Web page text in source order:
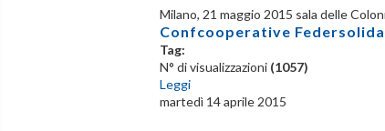
Milano, 21 maggio 2015 sala delle
Confcooperative
Tag:
N° di visualizzazioni (1057)
Leggi
martedì 14 aprile 2015